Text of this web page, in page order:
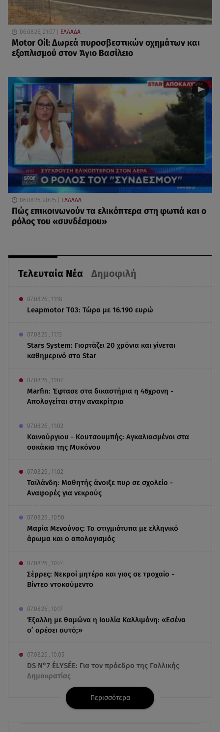
Τελευταία Νέα Δημοφιλή
07.08.26 , 11:18
Leapmotor T03: Τώρα με 16.190 ευρώ
07.08.26 , 11:13
Stars System: Γιορτάζει 20 χρόνια και γίνεται
καθημερινό στο Star
07.08.26 , 11:07
Marfin: Έφτασε στα δικαστήρια η 46χρονη -
Απολογείται στην ανακρίτρια
07.08.26 , 11:02
Καινούργιου - Κουτσουμπής: Αγκαλιασμένοι στα
σοκάκια της Μυκόνου
07.08.26 , 11:02
Ταϊλάνδη: Μαθητής άνοιξε πυρ σε σχολείο -
Αναφορές για νεκρούς
07.08.26 , 10:50
Μαρία Μενούνος: Τα στιγμιότυπα με ελληνικό
άρωμα και ο απολογισμός
07.08.26 , 10:24
Σέρρες: Νεκροί μητέρα και γιος σε τροχαίο -
Βίντεο ντοκούμεντο
07.08.26 , 10:17
Έξαλλη με θαμώνα η Ιουλία Καλλιμάνη: «Εσένα
σ’ αρέσει αυτό;»
07.08.26 , 10:05
DS N°7 ÉLYSÉE: Για τον πρόεδρο της Γαλλικής
Δημοκρατίας
Νηστεία Δεκαπενταύγουστου: φτιάξτε παστίτσιο
με κιμά μανιταριών
Περισσότερα
06.08.26, 21:07 ΕΛΛΑΔΑ
Motor Oil: Δωρεά πυροσβεστικών οχημάτων και
εξοπλισμού στον Άγιο Βασίλειο
06.08.26, 20:25 ΕΛΛΑΔΑ
Πώς επικοινωνούν τα ελικόπτερα στη φωτιά και ο
ρόλος του «συνδέσμου»